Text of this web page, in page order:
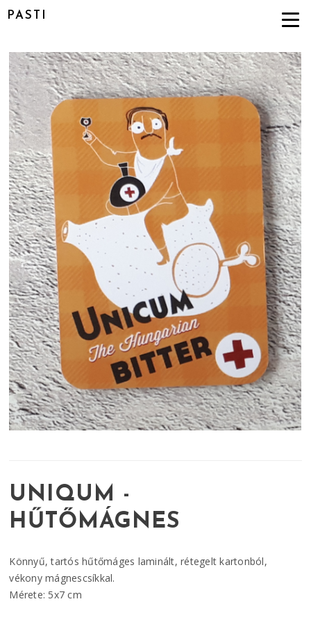
PASTI
UNIQUM -
HŰTŐMÁGNES
Könnyű, tartós hűtőmáges laminált, rétegelt kartonból,
vékony mágnescsíkkal.
Mérete: 5x7 cm